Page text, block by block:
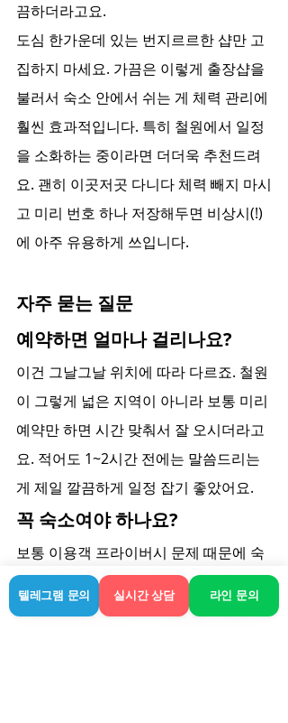
끔하더라고요.
도심 한가운데 있는 번지르르한 샵만 고
집하지 마세요. 가끔은 이렇게 출장샵을
불러서 숙소 안에서 쉬는 게 체력 관리에
훨씬 효과적입니다. 특히 철원에서 일정
을 소화하는 중이라면 더더욱 추천드려
요. 괜히 이곳저곳 다니다 체력 빼지 마시
고 미리 번호 하나 저장해두면 비상시(!)
에 아주 유용하게 쓰입니다.
자주 묻는 질문
예약하면 얼마나 걸리나요?
이건 그날그날 위치에 따라 다르죠. 철원
이 그렇게 넓은 지역이 아니라 보통 미리
예약만 하면 시간 맞춰서 잘 오시더라고
요. 적어도 1~2시간 전에는 말씀드리는
게 제일 깔끔하게 일정 잡기 좋았어요.
꼭 숙소여야 하나요?
보통 이용객 프라이버시 문제 때문에 숙
소나 주거 지역에서 서비스가 진행되는
게 제일 정석입니다. 기사님들도 밖에서
텔레그램 문의 실시간 상담 라인 문의